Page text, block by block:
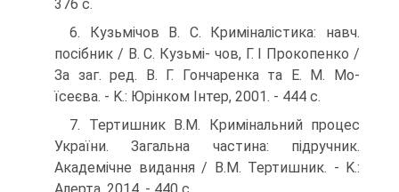
376 с.
6. Кузьмічов В. С. Криміналістика: навч.
посібник / В. С. Кузьмі- чов, Г. І Прокопенко /
За заг. ред. В. Г. Гончаренка та Е. М. Mo-
їсеєва. - K.: Юрінком Інтер, 2001. - 444 с.
7. Тертишник В.М. Кримінальний процес
України. Загальна ча­стина: підручник.
Академічне видання / В.М. Тертишник. - K.: